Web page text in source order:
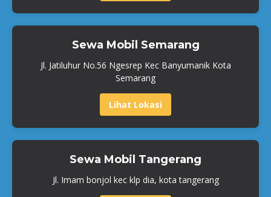
Sewa Mobil Semarang
Jl. Jatiluhur No.56 Ngesrep Kec Banyumanik Kota
Semarang
Lihat Lokasi
Sewa Mobil Tangerang
Jl. Imam bonjol kec klp dia, kota tangerang